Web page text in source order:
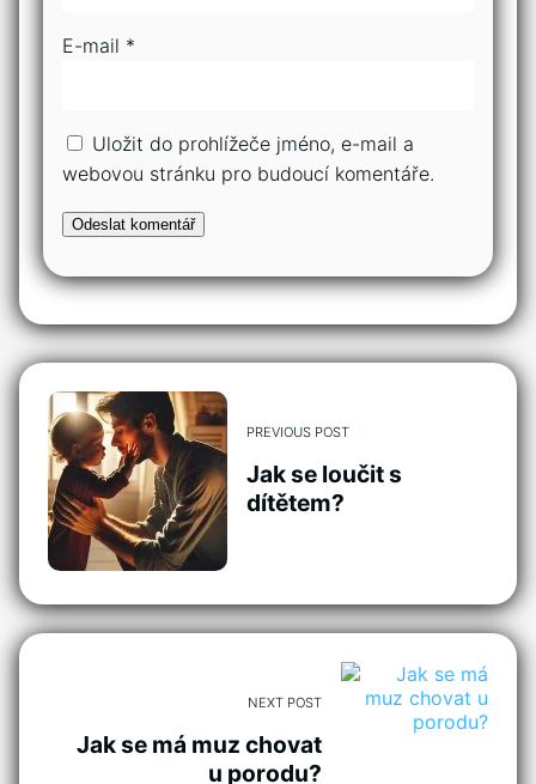
E-mail *
Uložit do prohlížeče jméno, e-mail a
webovou stránku pro budoucí komentáře.
PREVIOUS POST
Jak se loučit s
dítětem?
NEXT POST
Jak se má muz chovat
u porodu?